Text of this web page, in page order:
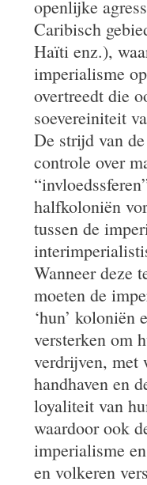
openlijke
Caribisch
Haïti enz.),
imperialisme
overtreedt die
soevereiniteit
De strijd van
controle over
halfkoloniën
tussen de
Wanneer deze
moeten de
‘hun’ koloniën
versterken om
verdrijven, met
handhaven en
loyaliteit van
waardoor ook
imperialisme
en volkeren